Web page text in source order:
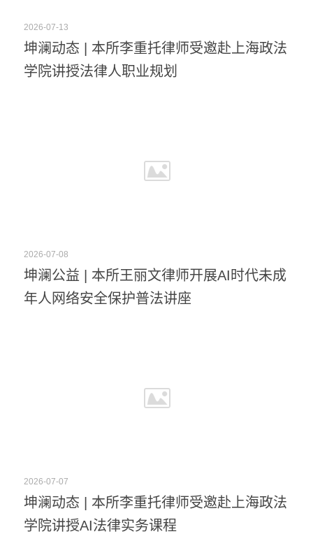
2026-07-13
坤澜动态 | 本所李重托律师受邀赴上海政法
学院讲授法律人职业规划
2026-07-08
坤澜公益 | 本所王丽文律师开展AI时代未成
年人网络安全保护普法讲座
2026-07-07
坤澜动态 | 本所李重托律师受邀赴上海政法
学院讲授AI法律实务课程